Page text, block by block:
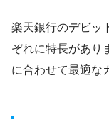
楽天銀行のデビッ
ぞれに特長があり
に合わせて最適な